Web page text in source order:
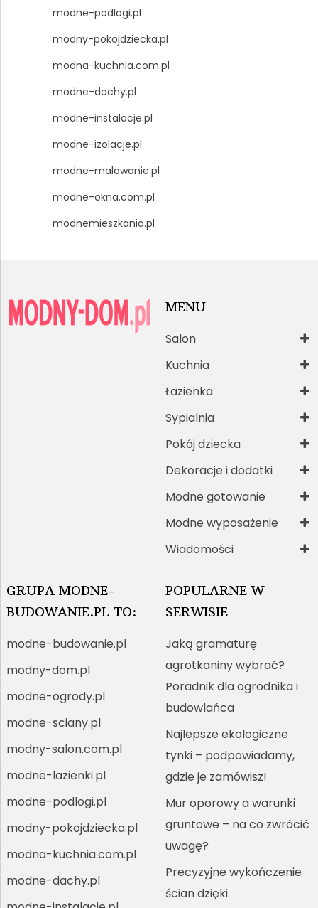
modne-podlogi.pl
modny-pokojdziecka.pl
modna-kuchnia.com.pl
modne-dachy.pl
modne-instalacje.pl
modne-izolacje.pl
modne-malowanie.pl
modne-okna.com.pl
modnemieszkania.pl
MENU
Salon
Kuchnia
Łazienka
Sypialnia
Pokój dziecka
Dekoracje i dodatki
Modne gotowanie
Modne wyposażenie
Wiadomości
GRUPA MODNE-
BUDOWANIE.PL TO:
modne-budowanie.pl
modny-dom.pl
modne-ogrody.pl
modne-sciany.pl
modny-salon.com.pl
modne-lazienki.pl
modne-podlogi.pl
modny-pokojdziecka.pl
modna-kuchnia.com.pl
modne-dachy.pl
POPULARNE W
SERWISIE
Jaką gramaturę
agrotkaniny wybrać?
Poradnik dla ogrodnika i
budowlańca
Najlepsze ekologiczne
tynki – podpowiadamy,
gdzie je zamówisz!
Mur oporowy a warunki
gruntowe – na co zwrócić
uwagę?
Precyzyjne wykończenie
ścian dzięki